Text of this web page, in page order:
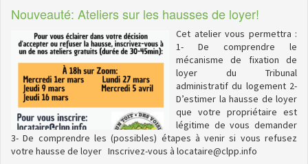
Nouveauté: Ateliers sur les hausses de loyer!
Cet atelier vous permettra :
1- De comprendre le
mécanisme de fixation de
loyer du Tribunal
administratif du logement 2-
D’estimer la hausse de loyer
que votre propriétaire est
légitime de vous demander
3- De comprendre les (possibles) étapes à venir si vous refusez
votre hausse de loyer Inscrivez-vous à locataire@clpp.info